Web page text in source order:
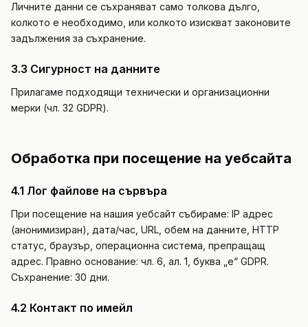
Личните данни се съхраняват само толкова дълго,
колкото е необходимо, или колкото изискват законовите
задължения за съхранение.
3.3 Сигурност на данните
Прилагаме подходящи технически и организационни
мерки (чл. 32 GDPR).
Обработка при посещение на уебсайта
4.1 Лог файлове на сървъра
При посещение на нашия уебсайт събираме: IP адрес
(анонимизиран), дата/час, URL, обем на данните, HTTP
статус, браузър, операционна система, препращащ
адрес. Правно основание: чл. 6, ал. 1, буква „е“ GDPR.
Съхранение: 30 дни.
4.2 Контакт по имейл